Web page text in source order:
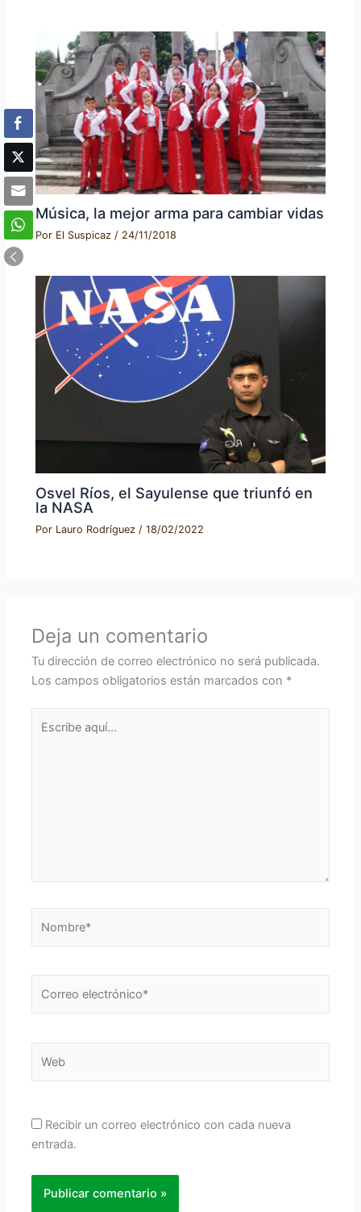
Música, la mejor arma para cambiar vidas
Por El Suspicaz/ 24/11/2018
Osvel Ríos, el Sayulense que triunfó en
la NASA
Por Lauro Rodríguez/18/02/2022
Deja un comentario
Tu dirección de correo electrónico no será publicada.
Los campos obligatorios están marcados con *
aquí...
electrónico*
Recibir un correo electrónico con cada nueva
entrada.